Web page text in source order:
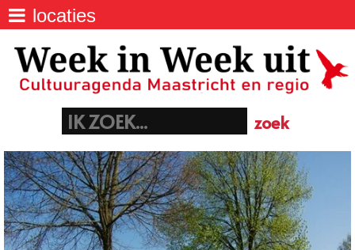
agenda >
locaties >
aanmelden evenement >
Week IN Week UIT - Uitagenda van
Maastricht
Batterijstraat 48, 6211 SJ Maastricht
06 40 23 06 21
info@maastrichtnet.nl
locaties